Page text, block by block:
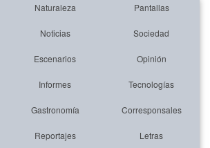
Naturaleza Pantallas
Noticias Sociedad
Escenarios Opinión
Informes Tecnologías
Gastronomía Corresponsales
Reportajes Letras